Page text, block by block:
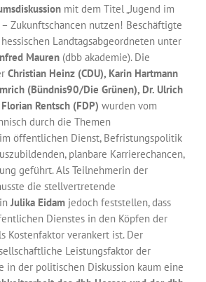
mit dem Titel „Jugend im
Zukunftschancen nutzen! Beschäftigte
Landtagsabgeordneten unter
Mauren (dbb akademie). Die
Christian Heinz (CDU), Karin Hartmann
(Bündnis90/Die Grünen), Dr. Ulrich
Rentsch (FDP) wurden vom
durch die Themen
öffentlichen Dienst, Befristungspolitik
planbare Karrierechancen,
geführt. Als Teilnehmerin der
die stellvertretende
Julika Eidam jedoch feststellen, dass
Dienstes in den Köpfen der
Kostenfaktor verankert ist. Der
Leistungsfaktor der
in der politischen Diskussion kaum eine